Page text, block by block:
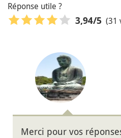
Réponse utile ?
3,94/5 (31
Merci pour vos